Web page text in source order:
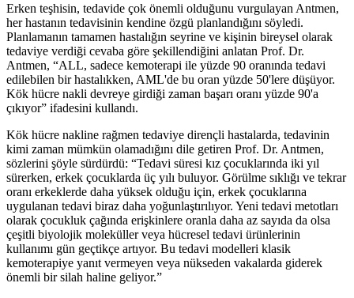
Erken teşhisin, tedavide çok önemli olduğunu vurgulayan Antmen,
her hastanın tedavisinin kendine özgü planlandığını söyledi.
Planlamanın tamamen hastalığın seyrine ve kişinin bireysel olarak
tedaviye verdiği cevaba göre şekillendiğini anlatan Prof. Dr.
Antmen, “ALL, sadece kemoterapi ile yüzde 90 oranında tedavi
edilebilen bir hastalıkken, AML'de bu oran yüzde 50'lere düşüyor.
Kök hücre nakli devreye girdiği zaman başarı oranı yüzde 90'a
çıkıyor” ifadesini kullandı.
Kök hücre nakline rağmen tedaviye dirençli hastalarda, tedavinin
kimi zaman mümkün olamadığını dile getiren Prof. Dr. Antmen,
sözlerini şöyle sürdürdü: “Tedavi süresi kız çocuklarında iki yıl
sürerken, erkek çocuklarda üç yılı buluyor. Görülme sıklığı ve tekrar
oranı erkeklerde daha yüksek olduğu için, erkek çocuklarına
uygulanan tedavi biraz daha yoğunlaştırılıyor. Yeni tedavi metotları
olarak çocukluk çağında erişkinlere oranla daha az sayıda da olsa
çeşitli biyolojik moleküller veya hücresel tedavi ürünlerinin
kullanımı gün geçtikçe artıyor. Bu tedavi modelleri klasik
kemoterapiye yanıt vermeyen veya nükseden vakalarda giderek
önemli bir silah haline geliyor.”